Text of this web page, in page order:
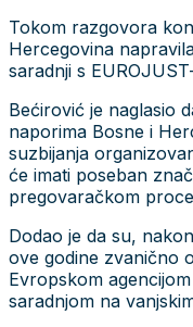
Tokom razgovora
Hercegovina
saradnji s
Bećirović je naglasio
naporima Bosne i
suzbijanja
će imati poseban
pregovaračkom
Dodao je da su,
ove godine zvanično
Evropskom
saradnjom na